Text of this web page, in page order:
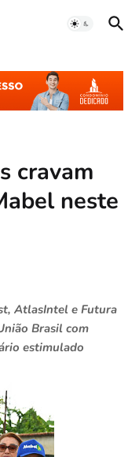
cravam
neste
AtlasIntel e Futura
Brasil com
estimulado